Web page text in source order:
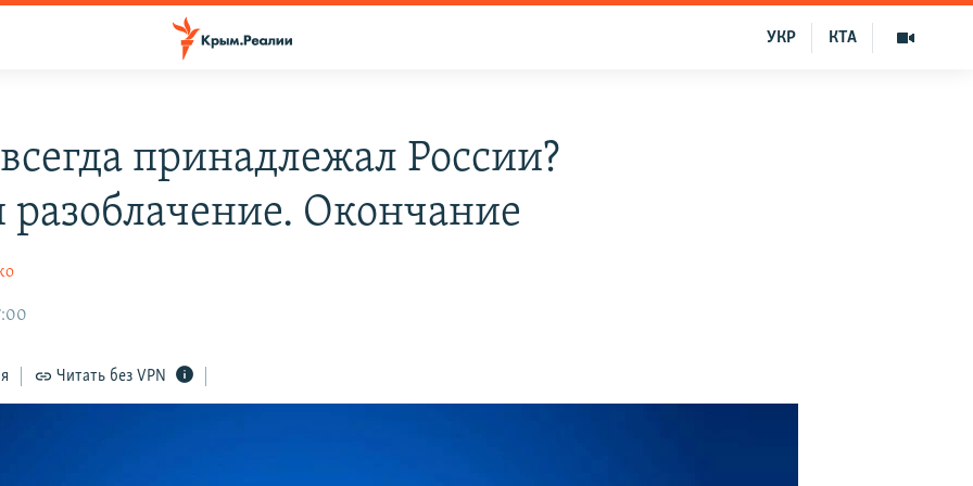
КТА
УКР
принадлежал России?
Окончание
Читать без VPN